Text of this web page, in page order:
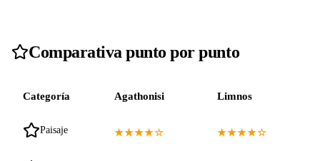
Comparativa punto por punto
Categoría Agathonisi Limnos
Paisaje ★★★★☆ ★★★★☆